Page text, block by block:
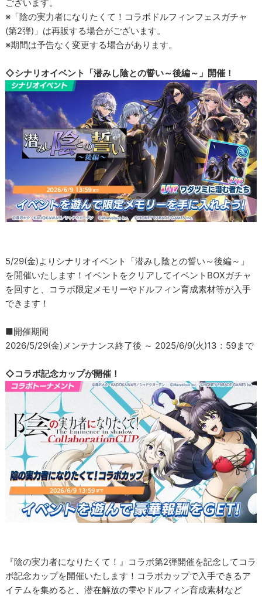
ございます。
※「陰の実力者になりたくて！コラボドルフィンフェスガチャ
(第2弾)」は再販する場合がございます。
※期間は予告なく変更する場合があります。
◇シナリオイベント「潜みし陰との誓い～後編～」開催！
5/29(金)よりシナリオイベント「潜みし陰との誓い～後編～」
を開催いたします！イベントをクリアしてイベントBOXガチャ
を回すと、コラボ限定メモリーやドルフィン育成素材等が入手
できます！
■開催期間
2026/5/29(金)メンテナンス終了後 ～ 2025/6/9(火)13：59まで
◇コラボ記念カップが開催！
『陰の実力者になりたくて！』コラボ第2弾開催を記念してコラ
ボ記念カップを開催いたします！コラボカップで入手できるア
イテムを集めると、潜在解放の雫やドルフィン育成素材など